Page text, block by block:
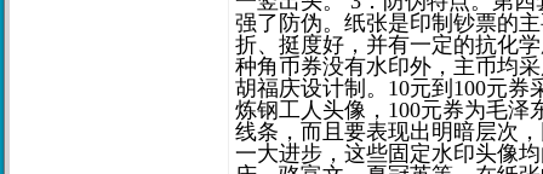
强了防伪。纸张是印制钞票的
折、挺度好，并有一定的抗化
种角币券没有水印外，主币均
胡福庆设计制。10元到100元
炼钢工人头像，100元券为毛
线条，而且要表现出明暗层次
一大进步，这些固定水印头像